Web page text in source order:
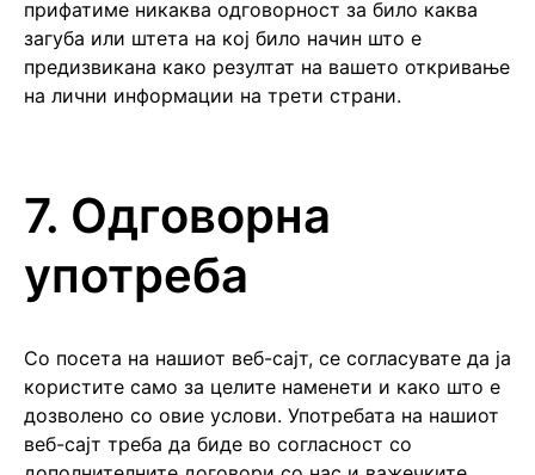
прифатиме никаква одговорност за било каква
загуба или штета на кој било начин што е
предизвикана како резултат на вашето откривање
на лични информации на трети страни.
7. Одговорна
употреба
Со посета на нашиот веб-сајт, се согласувате да ја
користите само за целите наменети и како што е
дозволено со овие услови. Употребата на нашиот
веб-сајт треба да биде во согласност со